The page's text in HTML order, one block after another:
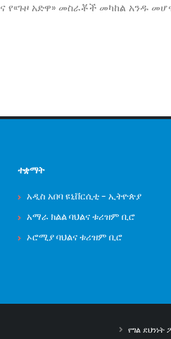
አድዋ» መስራቾች መካከል አንዱ
ተቋማት
አዲስ አበባ ዩኒቨርሲቲ - ኢትዮጵያ
አማራ ክልል ባህልና ቱሪዝም ቢሮ
ኦሮሚያ ባህልና ቱሪዝም ቢሮ
የግል ደህንነት